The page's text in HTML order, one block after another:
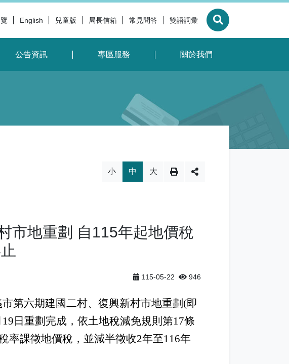
English 兒童版 局長信箱 常見問答 雙語詞彙
展開搜尋
公告資訊 專區服務 關於我們
小 中 大
市地重劃 自115年起地價稅
115-05-22 946
第六期建國二村、復興新村市地重劃(即
日重劃完成，依土地稅減免規則第17條
率課徵地價稅，並減半徵收2年至116年